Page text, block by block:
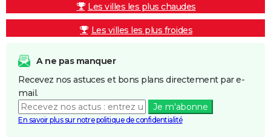
Les villes les plus chaudes
Les villes les plus froides
A ne pas manquer
Recevez nos astuces et bons plans directement par e-
mail.
Je m'abonne
En savoir plus sur notre politique de confidentialité